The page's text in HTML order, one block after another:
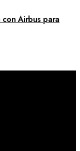
Airbus para